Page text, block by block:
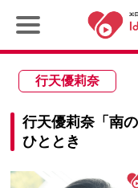
行天優莉奈
行天優莉奈「南
ひととき